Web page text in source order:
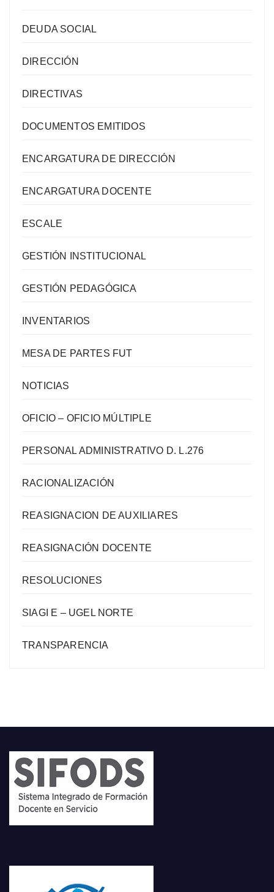
DEUDA SOCIAL
DIRECCIÓN
DIRECTIVAS
DOCUMENTOS EMITIDOS
ENCARGATURA DE DIRECCIÓN
ENCARGATURA DOCENTE
ESCALE
GESTIÓN INSTITUCIONAL
GESTIÓN PEDAGÓGICA
INVENTARIOS
MESA DE PARTES FUT
NOTICIAS
OFICIO – OFICIO MÚLTIPLE
PERSONAL ADMINISTRATIVO D. L.276
RACIONALIZACIÓN
REASIGNACION DE AUXILIARES
REASIGNACIÓN DOCENTE
RESOLUCIONES
SIAGI E – UGEL NORTE
TRANSPARENCIA